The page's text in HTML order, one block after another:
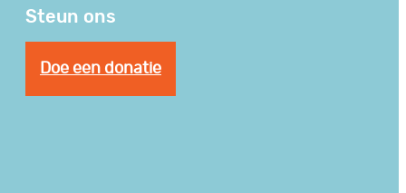
Steun ons
Doe een donatie